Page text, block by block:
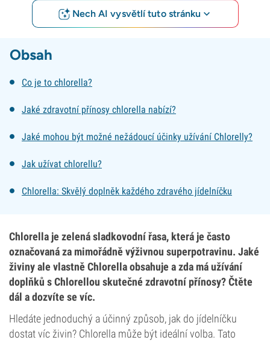
Nech AI vysvětlí tuto stránku
Obsah
Co je to chlorella?
Jaké zdravotní přínosy chlorella nabízí?
Jaké mohou být možné nežádoucí účinky užívání Chlorelly?
Jak užívat chlorellu?
Chlorella: Skvělý doplněk každého zdravého jídelníčku
Chlorella je zelená sladkovodní řasa, která je často
označovaná za mimořádně výživnou superpotravinu. Jaké
živiny ale vlastně Chlorella obsahuje a zda má užívání
doplňků s Chlorellou skutečné zdravotní přínosy? Čtěte
dál a dozvíte se víc.
Hledáte jednoduchý a účinný způsob, jak do jídelníčku
dostat víc živin? Chlorella může být ideální volba. Tato